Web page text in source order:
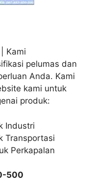
Kami
pelumas dan
Anda. Kami
kami untuk
produk:
Industri
Transportasi
Perkapalan
500